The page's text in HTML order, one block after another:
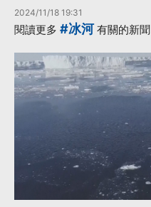
2024/11/18 19:31
閱讀更多 #冰河有關的新聞